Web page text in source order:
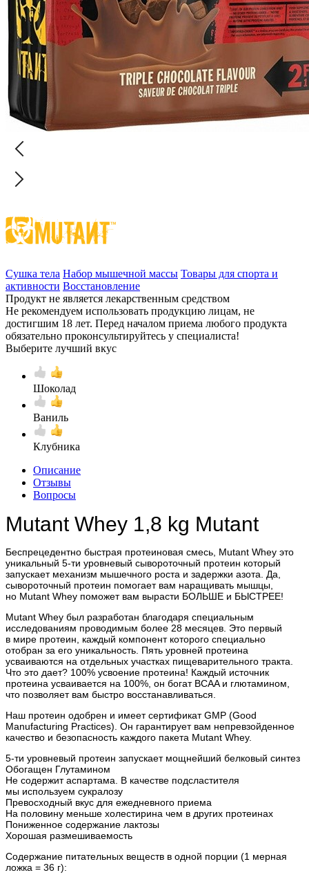
Сушка тела Набор мышечной массы Товары для спорта и
активности Восстановление
Продукт не является лекарственным средством
Не рекомендуем использовать продукцию лицам, не
достигшим 18 лет. Перед началом приема любого продукта
обязательно проконсультируйтесь у специалиста!
Выберите лучший вкус
Шоколад
Ваниль
Клубника
Описание
Отзывы
Вопросы
Mutant Whey 1,8 kg Mutant
Беспрецедентно быстрая протеиновая смесь, Mutant Whey это
уникальный 5-ти уровневый сывороточный протеин который
запускает механизм мышечного роста и задержки азота. Да,
сывороточный протеин помогает вам наращивать мышцы,
но Mutant Whey поможет вам вырасти БОЛЬШЕ и БЫСТРЕЕ!
Mutant Whey был разработан благодаря специальным
исследованиям проводимым более 28 месяцев. Это первый
в мире протеин, каждый компонент которого специально
отобран за его уникальность. Пять уровней протеина
усваиваются на отдельных участках пищеварительного тракта.
Что это дает? 100% усвоение протеина! Каждый источник
протеина усваивается на 100%, он богат BCAA и глютамином,
что позволяет вам быстро восстанавливаться.
Наш протеин одобрен и имеет сертификат GMP (Good
Manufacturing Practices). Он гарантирует вам непревзойденное
качество и безопасность каждого пакета Mutant Whey.
5-ти уровневый протеин запускает мощнейший белковый синтез
Обогащен Глутамином
Не содержит аспартама. В качестве подсластителя
мы используем сукралозу
Превосходный вкус для ежедневного приема
На половину меньше холестирина чем в других протеинах
Пониженное содержание лактозы
Хорошая размешиваемость
Содержание питательных веществ в одной порции (1 мерная
ложка = 36 г):